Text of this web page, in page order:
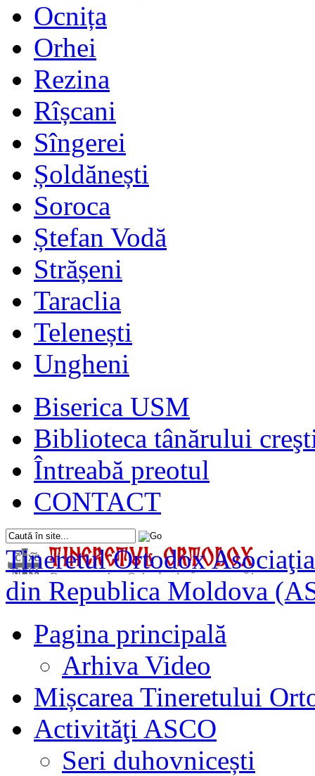
Ocnița
Orhei
Rezina
Rîșcani
Sîngerei
Șoldănești
Soroca
Ștefan Vodă
Strășeni
Taraclia
Telenești
Ungheni
Biserica USM
Biblioteca tânărului
Întreabă preotul
CONTACT
Tineretul Ortodox
din Republica Moldova
Pagina principală
Arhiva Video
Mișcarea Tineretului
Activităţi ASCO
Seri duhovnicești